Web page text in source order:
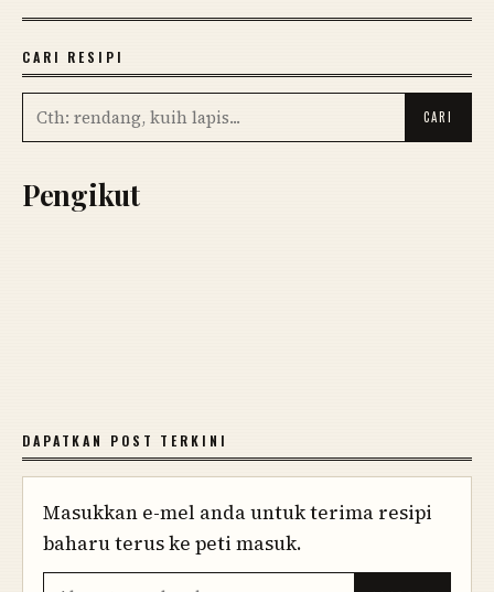
CARI RESIPI
Pengikut
DAPATKAN POST TERKINI
Masukkan e-mel anda untuk terima resipi
baharu terus ke peti masuk.